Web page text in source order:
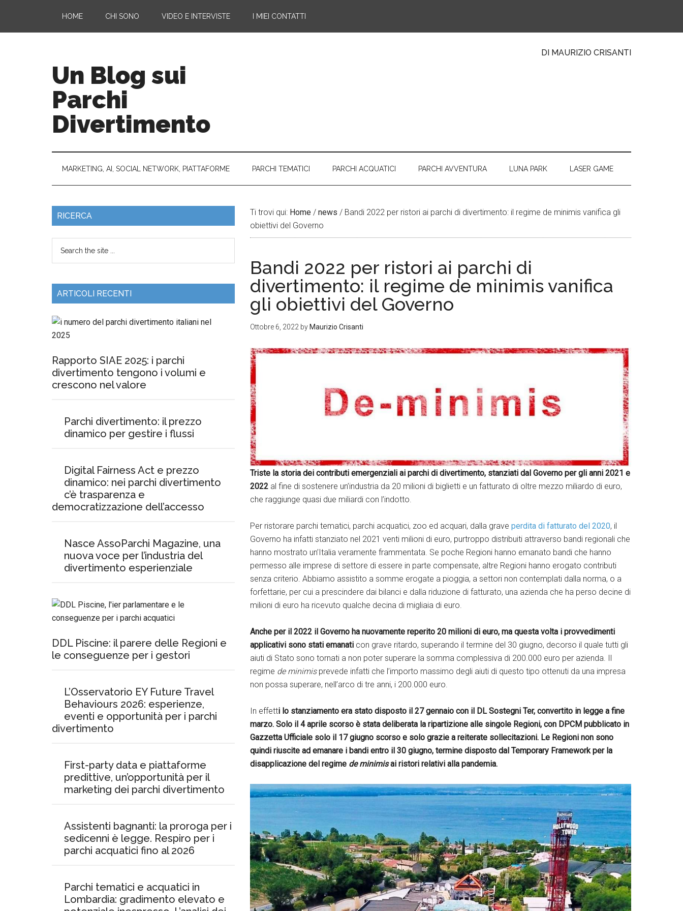
HOME CHI SONO VIDEO E INTERVISTE I MIEI CONTATTI
Un Blog sui
Parchi
Divertimento
DI MAURIZIO CRISANTI
MARKETING, AI, SOCIAL NETWORK, PIATTAFORME PARCHI TEMATICI PARCHI ACQUATICI PARCHI AVVENTURA LUNA PARK LASER GAME
Ti trovi qui: Home / news / Bandi 2022 per ristori ai parchi di divertimento: il regime de minimis vanifica gli
obiettivi del Governo
Bandi 2022 per ristori ai parchi di
divertimento: il regime de minimis vanifica
gli obiettivi del Governo
Ottobre 6, 2022 by Maurizio Crisanti
Triste la storia dei contributi emergenziali ai parchi di divertimento, stanziati dal Governo per gli anni 2021 e
2022 al fine di sostenere un’industria da 20 milioni di biglietti e un fatturato di oltre mezzo miliardo di euro,
che raggiunge quasi due miliardi con l’indotto.
Per ristorare parchi tematici, parchi acquatici, zoo ed acquari, dalla grave perdita di fatturato del 2020, il
Governo ha infatti stanziato nel 2021 venti milioni di euro, purtroppo distribuiti attraverso bandi regionali che
hanno mostrato un’Italia veramente frammentata. Se poche Regioni hanno emanato bandi che hanno
permesso alle imprese di settore di essere in parte compensate, altre Regioni hanno erogato contributi
senza criterio. Abbiamo assistito a somme erogate a pioggia, a settori non contemplati dalla norma, o a
forfettarie, per cui a prescindere dai bilanci e dalla riduzione di fatturato, una azienda che ha perso decine di
milioni di euro ha ricevuto qualche decina di migliaia di euro.
Anche per il 2022 il Governo ha nuovamente reperito 20 milioni di euro, ma questa volta i provvedimenti
applicativi sono stati emanati con grave ritardo, superando il termine del 30 giugno, decorso il quale tutti gli
aiuti di Stato sono tornati a non poter superare la somma complessiva di 200.000 euro per azienda. Il
regime de minimisprevede infatti che l’importo massimo degli aiuti di questo tipo ottenuti da una impresa
non possa superare, nell’arco di tre anni, i 200.000 euro.
In effetti lo stanziamento era stato disposto il 27 gennaio con il DL Sostegni Ter, convertito in legge a fine
marzo. Solo il 4 aprile scorso è stata deliberata la ripartizione alle singole Regioni, con DPCM pubblicato in
Gazzetta Ufficiale solo il 17 giugno scorso e solo grazie a reiterate sollecitazioni. Le Regioni non sono
quindi riuscite ad emanare i bandi entro il 30 giugno, termine disposto dal Temporary Framework per la
disapplicazione del regime de minimisai ristori relativi alla pandemia.
RICERCA
ARTICOLI RECENTI
Rapporto SIAE 2025: i parchi
divertimento tengono i volumi e
crescono nel valore
Parchi divertimento: il prezzo
dinamico per gestire i flussi
Digital Fairness Act e prezzo
dinamico: nei parchi divertimento
c’è trasparenza e
democratizzazione dell’accesso
Nasce AssoParchi Magazine, una
nuova voce per l’industria del
divertimento esperienziale
DDL Piscine: il parere delle Regioni e
le conseguenze per i gestori
L’Osservatorio EY Future Travel
Behaviours 2026: esperienze,
eventi e opportunità per i parchi
divertimento
First-party data e piattaforme
predittive, un’opportunità per il
marketing dei parchi divertimento
Assistenti bagnanti: la proroga per i
sedicenni è legge. Respiro per i
parchi acquatici fino al 2026
Parchi tematici e acquatici in
Lombardia: gradimento elevato e